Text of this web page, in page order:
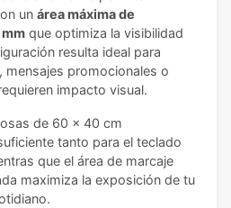
un área máxima de
que optimiza la visibilidad
resulta ideal para
promocionales o
impacto visual.
de 60 x 40 cm
tanto para el teclado
que el área de marcaje
maximiza la exposición de tu